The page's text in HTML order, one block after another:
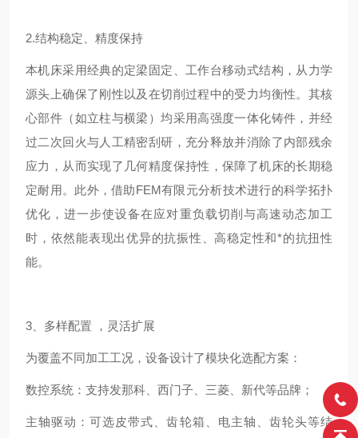
2.结构稳定、精度保持
本机床采用经典的定梁固定、工作台移动式结构，从力学
源头上确保了刚性以及在切削过程中的受力均衡性。其核
心部件（如立柱与横梁）均采用高强度一体化铸件，并经
过二次回火与人工精密刮研，充分释放并消除了内部残余
应力，从而实现了几何精度保持性，保障了机床的长期稳
定耐用。此外，借助FEM有限元分析技术进行的科学拓扑
优化，进一步使设备在应对重负载切削与高速动态加工
时，依然能表现出优异的抗振性、高稳定性和*的抗扭性
能。
3、多样配置 ，灵活扩展
为覆盖不同加工工况，设备设计了模块化选配方案：
数控系统：支持发那科、西门子、三菱、新代等品牌；
主轴驱动：可选皮带式、齿轮箱、电主轴、齿轮头等结